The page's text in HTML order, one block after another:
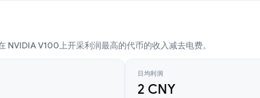
NVIDIA V100上开采利润最高的代币的收入减去电费。
日均利润
2 CNY